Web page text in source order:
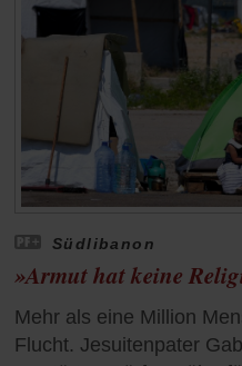
Südlibanon
»Armut hat keine
Mehr als eine Million
Flucht. Jesuitenpater